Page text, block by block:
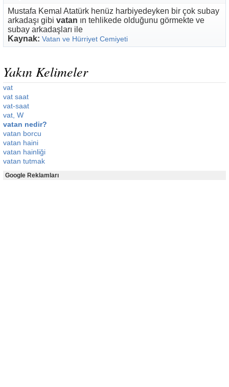
Mustafa Kemal Atatürk henüz harbiyedeyken bir çok subay
arkadaşı gibi vatan ın tehlikede olduğunu görmekte ve
subay arkadaşları ile
Kaynak: Vatan ve Hürriyet Cemiyeti
Yakın Kelimeler
vat
vat saat
vat-saat
vat, W
vatan nedir?
vatan borcu
vatan haini
vatan hainliği
vatan tutmak
Google Reklamları